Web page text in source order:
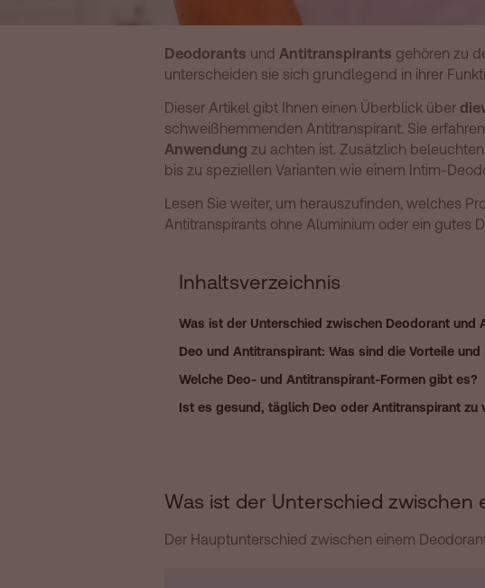
Deodorants und Antitranspirants gehören zu
unterscheiden sie sich grundlegend in ihrer
Dieser Artikel gibt Ihnen einen Überblick über die
schweißhemmenden Antitranspirant. Sie
Anwendung zu achten ist. Zusätzlich
bis zu speziellen Varianten wie einem Intim-
Lesen Sie weiter, um herauszufinden, welches
Antitranspirants ohne Aluminium oder ein gutes
Inhaltsverzeichnis
Was ist der Unterschied zwischen Deodorant und
Deo und Antitranspirant: Was sind die Vorteile und
Welche Deo- und Antitranspirant-Formen gibt es?
Ist es gesund, täglich Deo oder Antitranspirant zu
Was ist der Unterschied
Der Hauptunterschied zwischen einem